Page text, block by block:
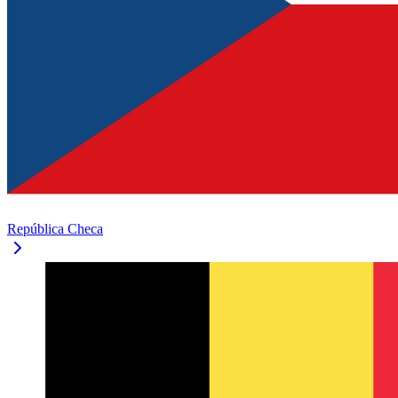
República Checa